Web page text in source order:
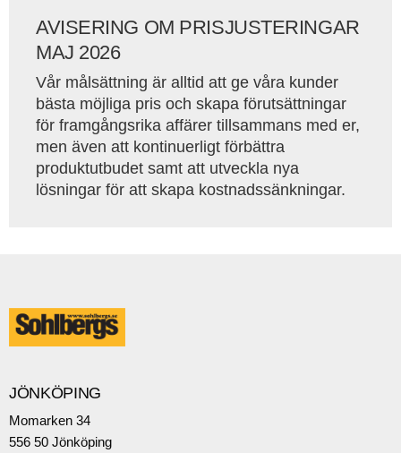
AVISERING OM PRISJUSTERINGAR
MAJ 2026
Vår målsättning är alltid att ge våra kunder
bästa möjliga pris och skapa förutsättningar
för framgångsrika affärer tillsammans med er,
men även att kontinuerligt förbättra
produktutbudet samt att utveckla nya
lösningar för att skapa kostnadssänkningar.
JÖNKÖPING
Momarken 34
556 50 Jönköping